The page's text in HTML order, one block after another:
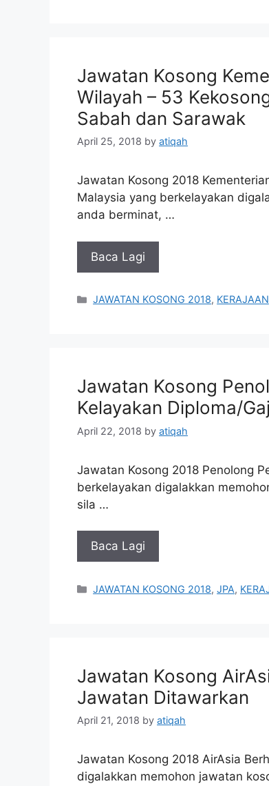
Jawatan Kosong
Wilayah – 53
Sabah dan Sarawak
April 25, 2018 by atiqah
Jawatan Kosong 2018
Malaysia yang berkelayakan
anda berminat, …
Baca Lagi
Categories
JAWATAN KOSONG 2018, KERAJAAN
Jawatan Kosong
Kelayakan Diploma/
April 22, 2018 by atiqah
Jawatan Kosong 2018 Penolong
berkelayakan digalakkan
sila …
Baca Lagi
Categories
JAWATAN KOSONG 2018,JPA,
Jawatan Kosong
Jawatan Ditawarkan
April 21, 2018 by atiqah
Jawatan Kosong 2018 AirAsia
digalakkan memohon jawatan